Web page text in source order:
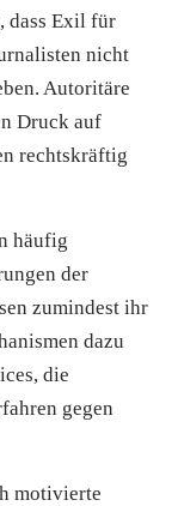
dass Exil für
nicht
Autoritäre
Druck auf
rechtskräftig
häufig
der
zumindest ihr
dazu
die
gegen
motivierte